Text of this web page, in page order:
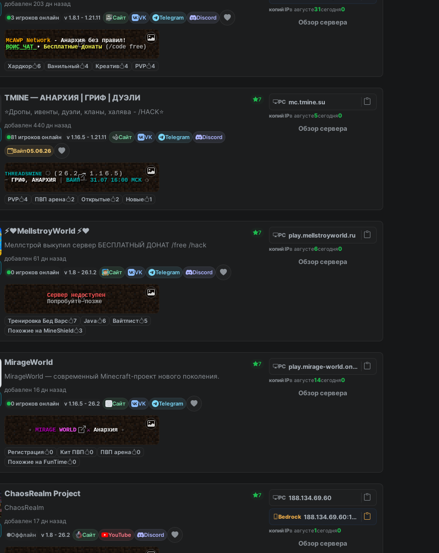
добавлен 203 дн назад
3 игроков онлайн
v 1.8.1 - 1.21.11 Сайт VK Telegram Discord
McAWP Network - Анархия без правил!
ВОЙС ЧАТ
• Бесплатные донаты (/code free)
Хардкор 6 Ванильный 4 Креатив 4 PVP 4
копий IPв августе31сегодня0
Обзор сервера
TMINE — АНАРХИЯ | ГРИФ | ДУЭЛИ 7
⭐Дропы, ивенты, дуэли, кланы, халява - /HACK⭐
добавлен 440 дн назад
81 игроков онлайн
v 1.16.5 - 1.21.11 Сайт VK Telegram
Discord
Вайп05.06.26
ᴛʜʀᴇᴀᴅsᴍɪɴᴇ⭔
(２６.２ — １.１６.５)
➟ ГРИФ, АНАРХИЯ| ВАЙП— 31.07 16:00 МСК❍
PVP 4 ПВП арена 2 Открытые 2 Новые 1
PC mc.tmine.su
копий IPв августе5сегодня0
Обзор сервера
⚡️❤️MellstroyWorld ⚡️❤️ 7
Меллстрой выкупил сервер БЕСПЛАТНЫЙ ДОНАТ /free /hack
добавлен 61 дн назад
0 игроков онлайн
v 1.8 - 26.1.2 Сайт VK Telegram Discord
Сервер недоступен
Попробуйте позже
Тренировка Бед Варс 7 Java 6 Вайтлист
5
Похожие на MineShield
3
PC play.mellstroyworld.ru
копий IPв августе6сегодня0
Обзор сервера
MirageWorld 7
MirageWorld — современный Minecraft-проект нового поколения.
добавлен 16 дн назад
0 игроков онлайн
v 1.16.5 - 26.2 Сайт VK Telegram
✦ MIRAGE WORLD✦⚔ Анархия ✦
Регистрация 0 Кит ПВП 0 ПВП арена
0
Похожие на FunTime
0
PC play.mirage-world.online
копий IPв августе14сегодня0
Обзор сервера
ChaosRealm Project 7
ChaosRealm
добавлен 17 дн назад
Оффлайн
v 1.8 - 26.2 Сайт YouTube Discord
PC 188.134.69.60
Bedrock 188.134.69.60:19132
копий IPв августе1сегодня0
Обзор сервера